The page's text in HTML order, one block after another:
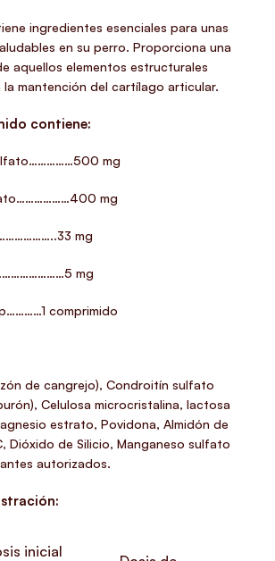
ingredientes esenciales para unas
en su perro. Proporciona una
aquellos elementos estructurales
la mantención del cartílago articular.
contiene:
mg
mg
mg
mg
comprimido
de cangrejo), Condroitín sulfato
Celulosa microcristalina, lactosa
estrato, Povidona, Almidón de
Dióxido de Silicio, Manganeso sulfato
autorizados.
inicial